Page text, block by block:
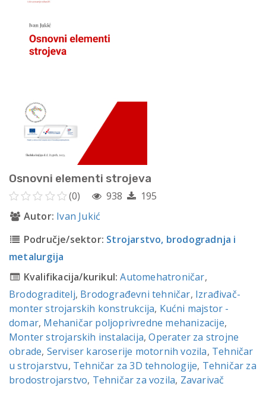
Osnovni elementi strojeva
(0) 938
195
Autor: Ivan Jukić
Područje/sektor: Strojarstvo, brodogradnja i
metalurgija
Kvalifikacija/kurikul: Automehatroničar,
Brodograditelj, Brodograđevni tehničar, Izrađivač-
monter strojarskih konstrukcija, Kućni majstor -
domar, Mehaničar poljoprivredne mehanizacije,
Monter strojarskih instalacija,Operater za strojne
obrade, Serviser karoserije motornih vozila, Tehničar
u strojarstvu, Tehničar za 3D tehnologije, Tehničar za
brodostrojarstvo, Tehničar za vozila, Zavarivač